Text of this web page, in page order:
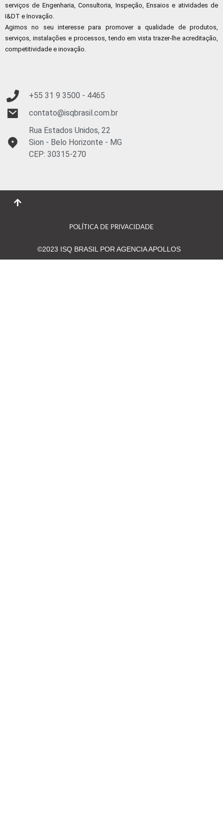
serviços de Engenharia, Consultoria, Inspeção, Ensaios e atividades de
I&DT e Inovação.
Agimos no seu interesse para promover a qualidade de produtos,
serviços, instalações e processos, tendo em vista trazer-lhe acreditação,
competitividade e inovação.
+55 31 93500 - 4465
contato@isqbrasil.com.br
Rua Estados Unidos, 22
Sion - Belo Horizonte - MG
CEP: 30315-270
POLÍTICA DE PRIVACIDADE
©2023 ISQ BRASIL POR AGENCIA APOLLOS